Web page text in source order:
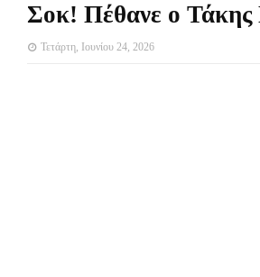
Σοκ! Πέθανε ο Τάκης
Τετάρτη, Ιουνίου 24, 2026